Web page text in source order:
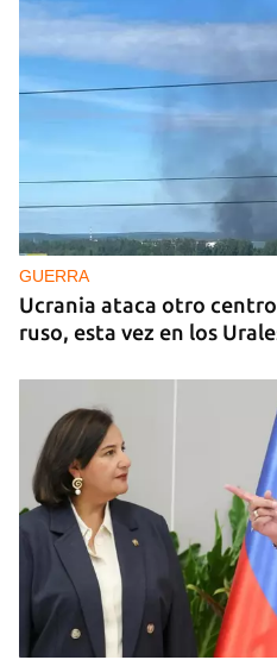
GUERRA
Ucrania ataca otro
ruso, esta vez en los